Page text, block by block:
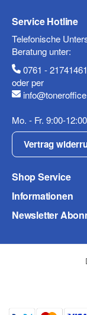
Mobiltelefon
Frage zum
Ihre Frage
Service Hotline
Telefonische
Beratung unter:
0761 - 21741461
oder per
Mo. - Fr. 9:00-
Vertrag
Shop Service
Informationen
Newsletter